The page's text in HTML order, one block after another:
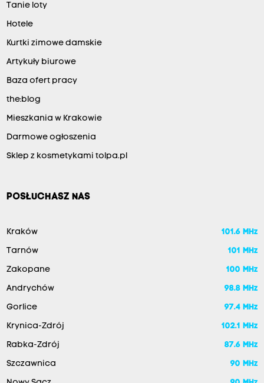
Tanie loty
Hotele
Kurtki zimowe damskie
Artykuły biurowe
Baza ofert pracy
the:blog
Mieszkania w Krakowie
Darmowe ogłoszenia
Sklep z kosmetykami tolpa.pl
POSŁUCHASZ NAS
Kraków 101.6 MHz
Tarnów 101 MHz
Zakopane 100 MHz
Andrychów 98.8 MHz
Gorlice 97.4 MHz
Krynica-Zdrój 102.1 MHz
Rabka-Zdrój 87.6 MHz
Szczawnica 90 MHz